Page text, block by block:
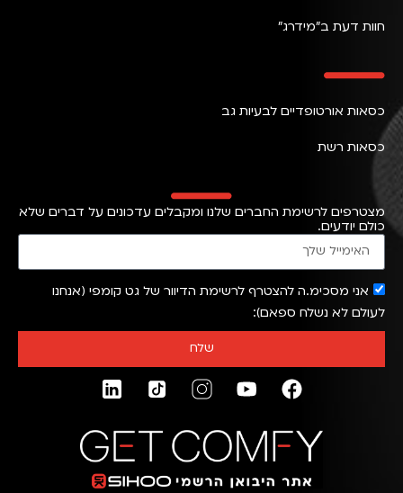
חוות דעת ב״מידרג״
כסאות אורטופדיים לבעיות גב
כסאות רשת
מצטרפים לרשימת החברים שלנו ומקבלים עדכונים על דברים שלא
כולם יודעים.
אני מסכימ.ה להצטרף לרשימת הדיוור של גט קומפי (אנחנו
לעולם לא נשלח ספאם)
שלח